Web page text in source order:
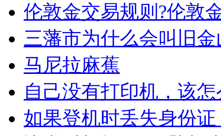
伦敦金交易规则?伦敦
三藩市为什么会叫旧
马尼拉麻蕉
自己没有打印机，该
如果登机时丢失身份